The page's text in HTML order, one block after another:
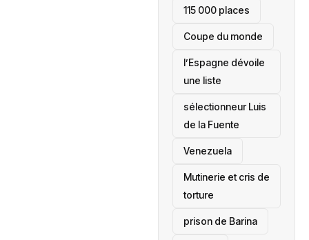
115 000 places
‎Coupe du monde
l’Espagne dévoile
une liste
sélectionneur Luis
de la Fuente
‎Venezuela
Mutinerie et cris de
torture
prison de Barina